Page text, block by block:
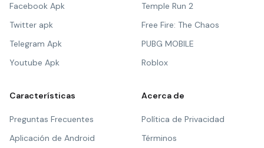
Facebook Apk
Twitter apk
Telegram Apk
Youtube Apk
Temple Run 2
Free Fire: The Chaos
PUBG MOBILE
Roblox
Características
Preguntas Frecuentes
Aplicación de Android
Acerca de
Política de Privacidad
Términos